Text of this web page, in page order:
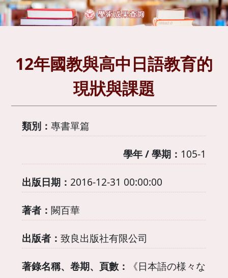
12年國教與高中日語教育的
現狀與課題
類別： 專書單篇
學年 / 學期： 105-1
出版日期： 2016-12-31 00:00:00
著者： 闕百華
出版者： 致良出版社有限公司
著錄名稱、卷期、頁數：
《日本語の様々な